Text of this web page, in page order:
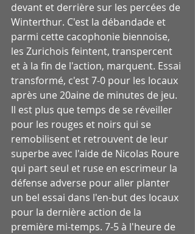
devant et derrière sur les percées de
Winterthur. C'est la débandade et
parmi cette cacophonie biennoise,
les Zurichois feintent, transpercent
et à la fin de l'action, marquent. Essai
transformé, c'est 7-0 pour les locaux
après une 20aine de minutes de jeu.
Il est plus que temps de se réveiller
pour les rouges et noirs qui se
remobilisent et retrouvent de leur
superbe avec l'aide de Nicolas Roure
qui part seul et ruse en escrimeur la
défense adverse pour aller planter
un bel essai dans l'en-but des locaux
pour la dernière action de la
première mi-temps. 7-5 à l'heure de